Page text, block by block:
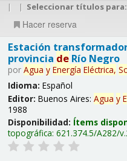
| | Seleccionar títulos para:
Hacer reserva
Estación
provincia deRío Negro
por Agua y Energía Eléctrica,
Idioma: Español
Editor: Buenos Aires: Agua y
1988
Disponibilidad: Ítems
topográfica: 621.374.5/A282/